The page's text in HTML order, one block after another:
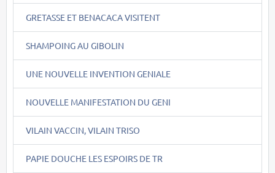
GRETASSE ET BENACACA VISITENT
SHAMPOING AU GIBOLIN
UNE NOUVELLE INVENTION GENIALE
NOUVELLE MANIFESTATION DU GENI
VILAIN VACCIN, VILAIN TRISO
PAPIE DOUCHE LES ESPOIRS DE TR